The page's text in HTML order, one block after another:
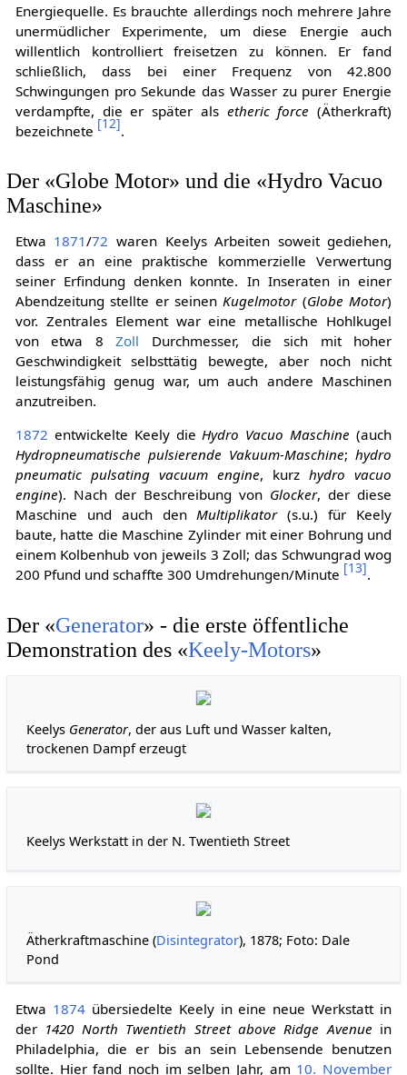
Energiequelle. Es brauchte allerdings noch mehrere Jahre
unermüdlicher Experimente, um diese Energie auch
willentlich kontrolliert freisetzen zu können. Er fand
schließlich, dass bei einer Frequenz von 42.800
Schwingungen pro Sekunde das Wasser zu purer Energie
verdampfte, die er später als etheric force (Ätherkraft)
bezeichnete [12].
Der «Globe Motor» und die «Hydro Vacuo
Maschine»
Etwa 1871/72 waren Keelys Arbeiten soweit gediehen,
dass er an eine praktische kommerzielle Verwertung
seiner Erfindung denken konnte. In Inseraten in einer
Abendzeitung stellte er seinenKugelmotor(Globe Motor)
vor. Zentrales Element war eine metallische Hohlkugel
von etwa 8Zoll Durchmesser, die sich mit hoher
Geschwindigkeit selbsttätig bewegte, aber noch nicht
leistungsfähig genug war, um auch andere Maschinen
anzutreiben.
1872 entwickelte Keely dieHydro Vacuo Maschine (auch
Hydropneumatische pulsierende Vakuum-Maschine;hydro
pneumatic pulsating vacuum engine, kurzhydro vacuo
engine). Nach der Beschreibung von Glocker, der diese
Maschine und auch denMultiplikator(s.u.) für Keely
baute, hatte die Maschine Zylinder mit einer Bohrung und
einem Kolbenhub von jeweils 3 Zoll; das Schwungrad wog
200 Pfund und schaffte 300 Umdrehungen/Minute [13].
Der «Generator» - die erste öffentliche
Demonstration des «Keely-Motors»
Keelys Generator, der aus Luft und Wasser kalten,
trockenen Dampf erzeugt
Keelys Werkstatt in der N. Twentieth Street
Ätherkraftmaschine (Disintegrator), 1878; Foto: Dale
Pond
Etwa 1874übersiedelte Keely in eine neue Werkstatt in
der 1420 North Twentieth Street above Ridge Avenue in
Philadelphia, die er bis an sein Lebensende benutzen
sollte. Hier fand noch im selben Jahr, am 10. November